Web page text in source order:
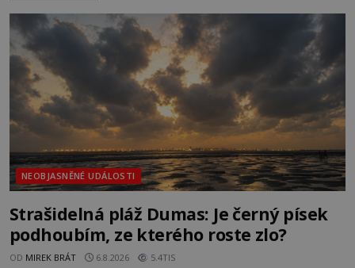
jen o nějaký optický klam, nebo se zde skutečně
právě vznáší mimozemská loď
NEOBJASNĚNÉ UDÁLOSTI
Strašidelná pláž Dumas: Je černý písek
podhoubím, ze kterého roste zlo?
OD MIREK BRÁT 6.8.2026 5.4TIS